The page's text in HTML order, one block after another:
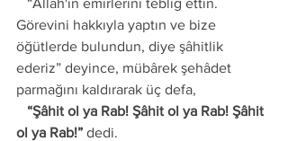
Görevini hakkıyla yaptın ve bize
öğütlerde bulundun, diye şâhitlik
ederiz” deyince, mübârek şehâdet
parmağını kaldırarak üç defa,
ol ya Rab!” dedi.